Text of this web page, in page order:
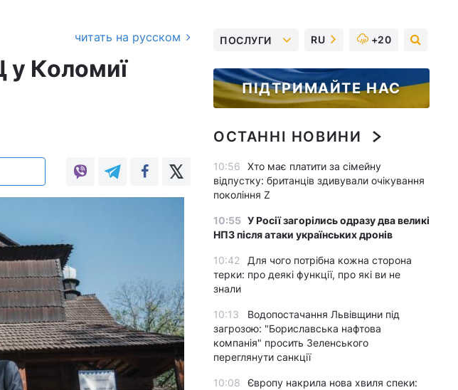
читать на русском
у Коломиї
ПОСЛУГИ RU +20
ПІДТРИМАЙТЕ НАС
ОСТАННІ НОВИНИ
10:56
Хто має платити за сімейну
відпустку: британців здивували очікування
покоління Z
10:55 У Росії загорілись одразу два великі
НПЗ після атаки українських дронів
10:42
Для чого потрібна кожна сторона
терки: про деякі функції, про які ви не
знали
10:13
Водопостачання Львівщини під
загрозою: "Бориславська нафтова
компанія" просить Зеленського
переглянути санкції
10:08
Європу накрила нова хвиля спеки: